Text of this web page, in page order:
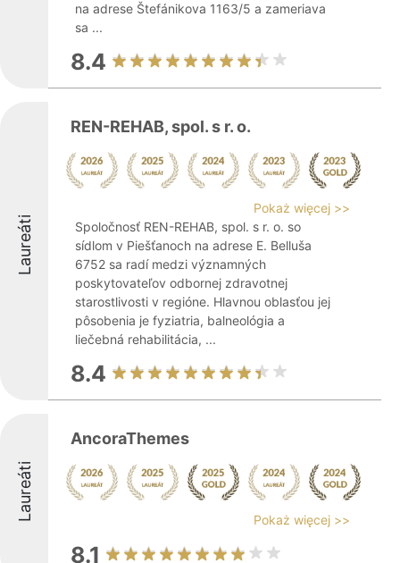
na adrese Štefánikova 1163/5 a zameriava
sa ...
8.4
Laureáti
REN-REHAB, spol. s r. o.
Pokaż więcej >>
Spoločnosť REN-REHAB, spol. s r. o. so
sídlom v Piešťanoch na adrese E. Belluša
6752 sa radí medzi významných
poskytovateľov odbornej zdravotnej
starostlivosti v regióne. Hlavnou oblasťou jej
pôsobenia je fyziatria, balneológia a
liečebná rehabilitácia, ...
8.4
Laureáti
AncoraThemes
Pokaż więcej >>
8.1